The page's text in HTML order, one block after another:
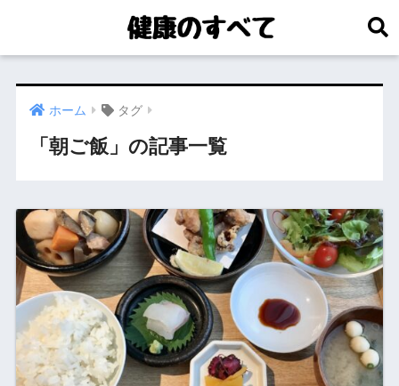
ホーム タグ
「朝ご飯」の記事一覧